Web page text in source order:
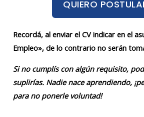
QUIERO
Recordá, al enviar el CV indicar en el
Empleo», de lo contrario no serán
Si no cumplís con algún requisito,
suplirías. Nadie nace aprendiendo,
para no ponerle voluntad!